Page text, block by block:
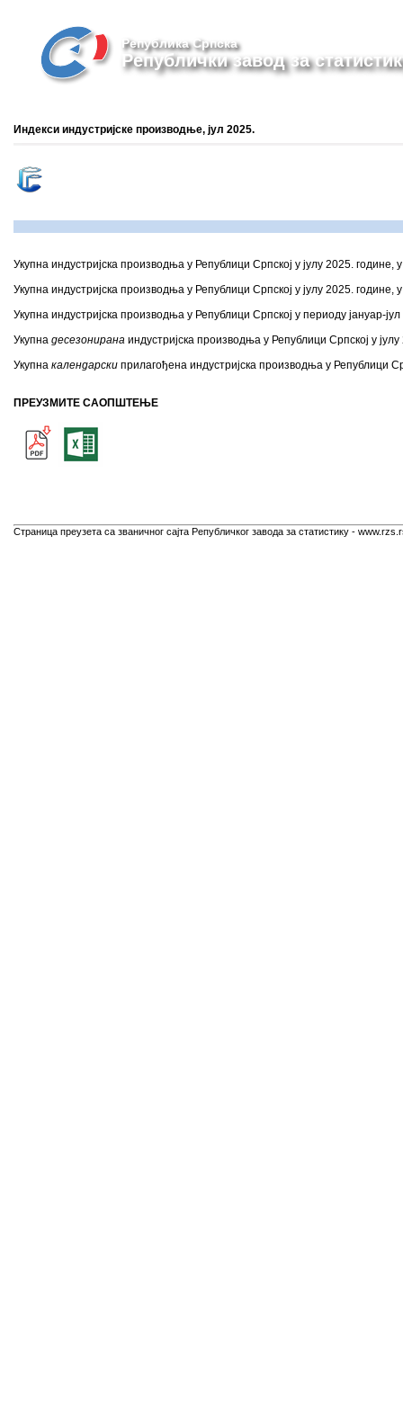
Република Српска
Републички завод за
Индекси индустријске производње, јул 2025.
Укупна индустријска производња у Републици Српској у јулу 2025.
Укупна индустријска производња у Републици Српској у јулу 2025.
Укупна индустријска производња у Републици Српској у периоду јануар-
Укупна десезонирана индустријска производња у Републици Српској у
Укупна календарски прилагођена индустријска производња у Републици
ПРЕУЗМИТЕ САОПШТЕЊЕ
Страница преузета са званичног сајта Републичког завода за статистику -